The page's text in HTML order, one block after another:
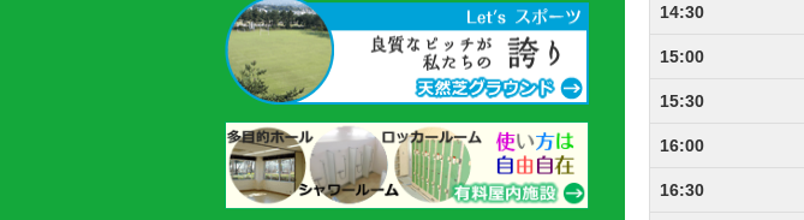
14:30
15:00
15:30
16:00
16:30